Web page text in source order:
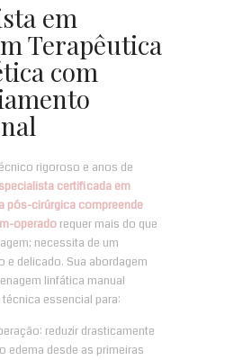
em
Terapêutica
com
rigoroso e anos de
certificada em
pós-cirúrgica compreende
operado requer mais do que
necessita de um
delicado. Sua abordagem
linfática manual
essencial para:
reduzir drasticamente
edema desde as primeiras